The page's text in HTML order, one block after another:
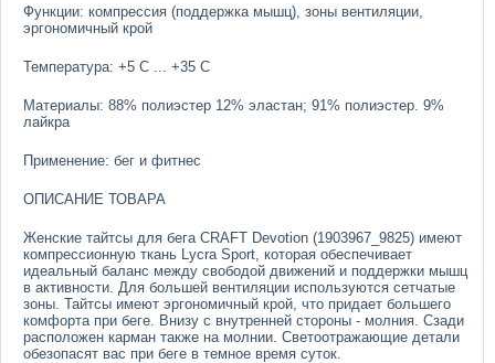
Функции: компрессия (поддержка мышц), зоны вентиляции,
эргономичный крой
Температура: +5 С ... +35 C
Материалы: 88% полиэстер 12% эластан; 91% полиэстер. 9%
лайкра
Применение: бег и фитнес
ОПИСАНИЕ ТОВАРА
Женские тайтсы для бега CRAFT Devotion (1903967_9825) имеют
компрессионную ткань Lycra Sport, которая обеспечивает
идеальный баланс между свободой движений и поддержки мышц
в активности. Для большей вентиляции используются сетчатые
зоны. Тайтсы имеют эргономичный крой, что придает большего
комфорта при беге. Внизу с внутренней стороны - молния. Сзади
расположен карман также на молнии. Светоотражающие детали
обезопасят вас при беге в темное время суток.